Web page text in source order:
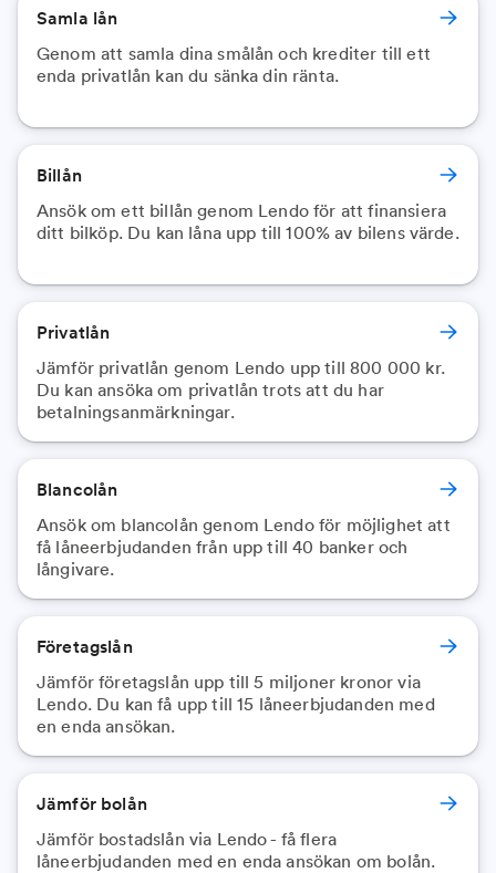
Samla lån
Genom att samla dina smålån och krediter till ett
enda privatlån kan du sänka din ränta.
Billån
Ansök om ett billån genom Lendo för att finansiera
ditt bilköp. Du kan låna upp till 100% av bilens värde.
Privatlån
Jämför privatlån genom Lendo upp till 800 000 kr.
Du kan ansöka om privatlån trots att du har
betalningsanmärkningar.
Blancolån
Ansök om blancolån genom Lendo för möjlighet att
få låneerbjudanden från upp till 40 banker och
långivare.
Företagslån
Jämför företagslån upp till 5 miljoner kronor via
Lendo. Du kan få upp till 15 låneerbjudanden med
en enda ansökan.
Jämför bolån
Jämför bostadslån via Lendo - få flera
låneerbjudanden med en enda ansökan om bolån.